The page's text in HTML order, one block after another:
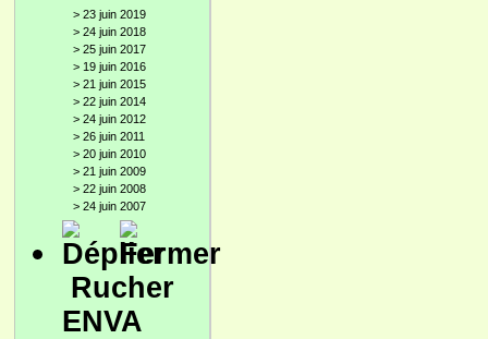
> 23 juin 2019
> 24 juin 2018
> 25 juin 2017
> 19 juin 2016
> 21 juin 2015
> 22 juin 2014
> 24 juin 2012
> 26 juin 2011
> 20 juin 2010
> 21 juin 2009
> 22 juin 2008
> 24 juin 2007
Rucher
ENVA